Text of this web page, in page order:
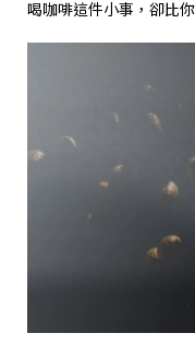
喝咖啡這件小事，卻比